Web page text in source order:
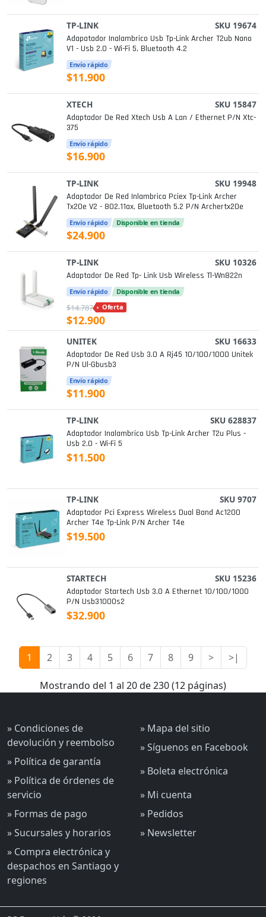
TP-LINK SKU 19674
Adapatador Inalambrico Usb Tp-Link Archer T2ub Nano
V1 - Usb 2.0 - Wi-Fi 5, Bluetooth 4.2
Envío rápido
$11.900
XTECH SKU 15847
Adaptador De Red Xtech Usb A Lan / Ethernet P/n Xtc-
375
Envío rápido
$16.900
TP-LINK SKU 19948
Adaptador De Red Inlambrica Pciex Tp-Link Archer
Tx20e V2 - 802.11ax, Bluetooth 5.2 P/n Archertx20e
Envío rápido Disponible en tienda
$24.900
TP-LINK SKU 10326
Adaptador De Red Tp- Link Usb Wireless Tl-Wn822n
Envío rápido Disponible en tienda
$14.787 Oferta
$12.900
UNITEK SKU 16633
Adaptador De Red Usb 3.0 A Rj45 10/100/1000 Unitek
P/n Ul-Gbusb3
Envío rápido
$11.900
TP-LINK SKU 628837
Adaptador Inalambrico Usb Tp-Link Archer T2u Plus -
Usb 2.0 - Wi-Fi 5
$11.500
TP-LINK SKU 9707
Adaptador Pci Express Wireless Dual Band Ac1200
Archer T4e Tp-Link P/n Archer T4e
$19.500
STARTECH SKU 15236
Adaptador Startech Usb 3.0 A Ethernet 10/100/1000
P/n Usb31000s2
$32.900
1 2 3 4 5 6 7 8 9 > >|
Mostrando del 1 al 20 de 230 (12 páginas)
» Condiciones de
devolución y reembolso
» Política de garantía
» Política de órdenes de
servicio
» Formas de pago
» Sucursales y horarios
» Compra electrónica y
despachos en Santiago y
regiones
» Mapa del sitio
» Síguenos en Facebook
» Boleta electrónica
» Mi cuenta
» Pedidos
» Newsletter